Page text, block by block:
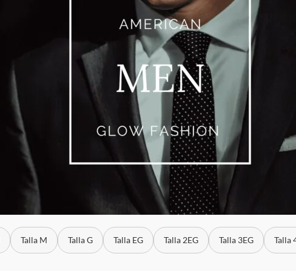
Talla M Talla G Talla EG Talla 2EG Talla 3EG Talla